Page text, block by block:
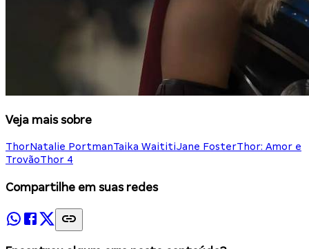
Veja mais sobre
ThorNatalie PortmanTaika WaititiJane FosterThor: Amor e
TrovãoThor 4
Compartilhe em suas redes